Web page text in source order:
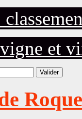
et
Valider